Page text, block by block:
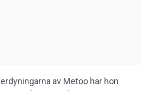
av Metoo har hon